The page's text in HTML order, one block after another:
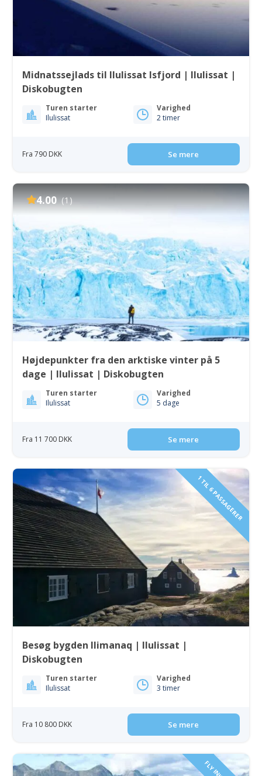
Midnatssejlads til Ilulissat Isfjord | Ilulissat |
Diskobugten
Turen starter
Ilulissat
Varighed
2 timer
Fra 790 DKK Se mere
4.00 (1)
Højdepunkter fra den arktiske vinter på 5
dage | Ilulissat | Diskobugten
Turen starter
Ilulissat
Varighed
5 dage
Fra 11 700 DKK Se mere
1 TIL 6 PASSAGERER
Besøg bygden Ilimanaq | Ilulissat |
Diskobugten
Turen starter
Ilulissat
Varighed
3 timer
Fra 10 800 DKK Se mere